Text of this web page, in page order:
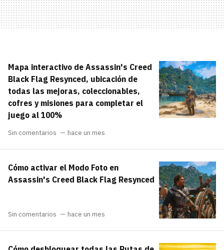
Mapa interactivo de Assassin's Creed
Black Flag Resynced, ubicación de
todas las mejoras, coleccionables,
cofres y misiones para completar el
juego al 100%
Sin comentarios hace un mes
Cómo activar el Modo Foto en
Assassin's Creed Black Flag Resynced
Sin comentarios hace un mes